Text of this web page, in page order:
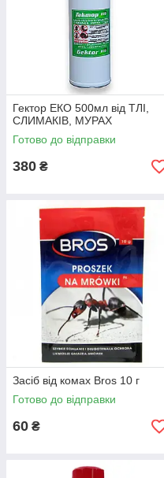
Гектор ЕКО 500мл від ТЛІ,
СЛИМАКІВ, МУРАХ
Готово до відправки
380 ₴
Засіб від комах Bros 10 г
Готово до відправки
60 ₴